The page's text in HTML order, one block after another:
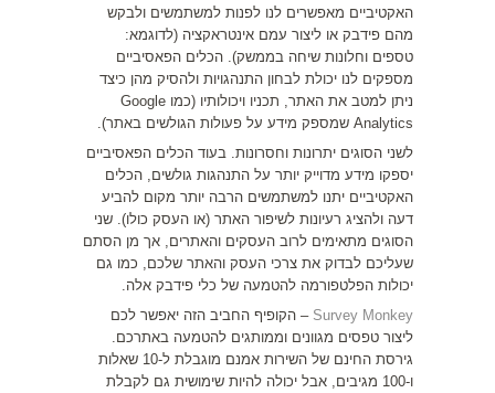
האקטיביים מאפשרים לנו לפנות למשתמשים ולבקש
מהם פידבק או ליצור עמם אינטראקציה (לדוגמא:
טספים וחלונות שיחה בממשק). הכלים הפאסיביים
מספקים לנו יכולת לבחון התנהגויות ולהסיק מהן כיצד
ניתן למטב את האתר, תכניו ויכולותיו (כמו Google
Analytics שמספק מידע על פעולות הגולשים באתר).
לשני הסוגים יתרונות וחסרונות. בעוד הכלים הפאסיביים
יספקו מידע מדוייק יותר על התנהגות גולשים, הכלים
האקטיביים יתנו למשתמשים הרבה יותר מקום להביע
דעה ולהציג רעיונות לשיפור האתר (או העסק כולו). שני
הסוגים מתאימים לרוב העסקים והאתרים, אך מן הסתם
שעליכם לבדוק את צרכי העסק והאתר שלכם, כמו גם
יכולות הפלטפורמה להטמעה של כלי פידבק אלה.
Survey Monkey – הקופיף החביב הזה יאפשר לכם
ליצור טפסים מגוונים וממותגים להטמעה באתרכם.
גירסת החינם של השירות אמנם מוגבלת ל-10 שאלות
ו-100 מגיבים, אבל יכולה להיות שימושית גם לקבלת